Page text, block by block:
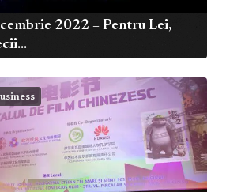
2022 – Pentru Lei,